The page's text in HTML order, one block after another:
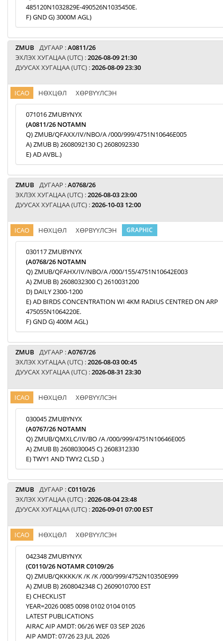
485120N1032829E-490526N1035450E.
F) GND G) 3000M AGL)
ZMUB ДУГААР :A0811/26
ЭХЛЭХ ХУГАЦАА (UTC) :2026-08-09 21:30
ДУУСАХ ХУГАЦАА (UTC) :2026-08-09 23:30
ICAO НӨХЦӨЛ ХӨРВҮҮЛСЭН
071016 ZMUBYNYX
(A0811/26 NOTAMN
Q) ZMUB/QFAXX/IV/NBO/A /000/999/4751N10646E005
A) ZMUB B) 2608092130 C) 2608092330
E) AD AVBL.)
ZMUB ДУГААР :A0768/26
ЭХЛЭХ ХУГАЦАА (UTC) :2026-08-03 23:00
ДУУСАХ ХУГАЦАА (UTC) :2026-10-03 12:00
ICAO НӨХЦӨЛ ХӨРВҮҮЛСЭН GRAPHIC
030117 ZMUBYNYX
(A0768/26 NOTAMN
Q) ZMUB/QFAHX/IV/NBO/A /000/155/4751N10642E003
A) ZMUB B) 2608032300 C) 2610031200
D) DAILY 2300-1200
E) AD BIRDS CONCENTRATION WI 4KM RADIUS CENTRED ON ARP
475055N1064220E.
F) GND G) 400M AGL)
ZMUB ДУГААР :A0767/26
ЭХЛЭХ ХУГАЦАА (UTC) :2026-08-03 00:45
ДУУСАХ ХУГАЦАА (UTC) :2026-08-31 23:30
ICAO НӨХЦӨЛ ХӨРВҮҮЛСЭН
030045 ZMUBYNYX
(A0767/26 NOTAMN
Q) ZMUB/QMXLC/IV/BO /A /000/999/4751N10646E005
A) ZMUB B) 2608030045 C) 2608312330
E) TWY1 AND TWY2 CLSD .)
ZMUB ДУГААР :C0110/26
ЭХЛЭХ ХУГАЦАА (UTC) :2026-08-04 23:48
ДУУСАХ ХУГАЦАА (UTC) :2026-09-01 07:00 EST
ICAO НӨХЦӨЛ ХӨРВҮҮЛСЭН
042348 ZMUBYNYX
(C0110/26 NOTAMR C0109/26
Q) ZMUB/QKKKK/K /K /K /000/999/4752N10350E999
A) ZMUB B) 2608042348 C) 2609010700 EST
E) CHECKLIST
YEAR=2026 0085 0098 0102 0104 0105
LATEST PUBLICATIONS
AIRAC AIP AMDT: 06/26 WEF 03 SEP 2026
AIP AMDT: 07/26 23 JUL 2026